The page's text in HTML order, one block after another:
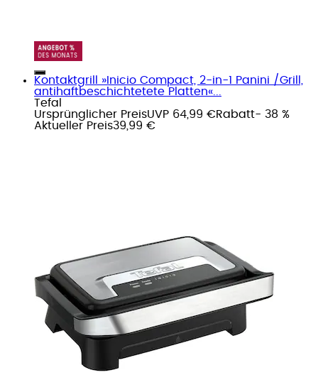
Kontaktgrill »Inicio Compact, 2-in-1 Panini /Grill,
antihaftbeschichtetete Platten«...
Tefal
Ursprünglicher PreisUVP 64,99 €Rabatt- 38 %
Aktueller Preis39,99 €